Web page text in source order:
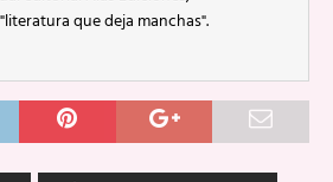
que deja manchas".